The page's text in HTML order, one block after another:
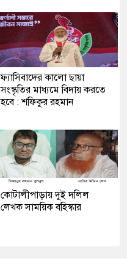
ফ্যাসিবাদের কালো ছায়া
সংস্কৃতির মাধ্যমে বিদায় করতে
হবে : শফিকুর রহমান
কোটালীপাড়ায় দুই দলিল
লেখক সাময়িক বহিস্কার